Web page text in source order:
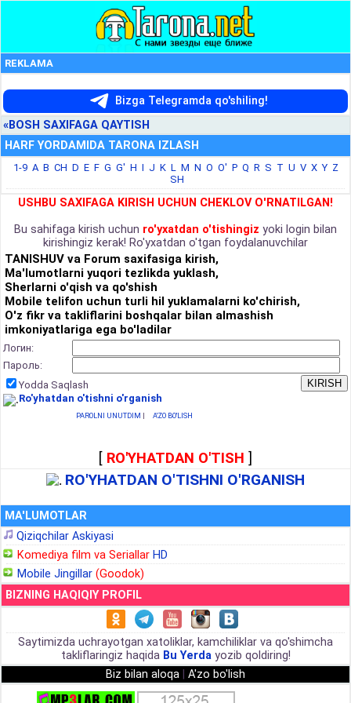
REKLAMA
Bizga Telegramda qo'shiling!
«BOSH SAXIFAGA QAYTISH
HARF YORDAMIDA TARONA IZLASH
1-9 A B CH D E F G G' H I J K L M N O O' P Q R S T U V X Y Z
SH
USHBU SAXIFAGA KIRISH UCHUN CHEKLOV O'RNATILGAN!
Bu sahifaga kirish uchun ro'yxatdan o'tishingiz yoki login bilan
kirishingiz kerak! Ro'yxatdan o'tgan foydalanuvchilar
TANISHUV va Forum saxifasiga kirish,
Ma'lumotlarni yuqori tezlikda yuklash,
Sherlarni o'qish va qo'shish
Mobile telifon uchun turli hil yuklamalarni ko'chirish,
O'z fikr va takliflarini boshqalar bilan almashish
imkoniyatlariga ega bo'ladilar
Логин:
Пароль:
Yodda Saqlash
Ro'yhatdan o'tishni o'rganish
PAROLNI UNUTDIM | A'ZO BO'LISH
[ RO'YHATDAN O'TISH ]
RO'YHATDAN O'TISHNI O'RGANISH
MA'LUMOTLAR
Qiziqchilar Askiyasi
Komediya film va Seriallar HD
Mobile Jingillar (Goodok)
BIZNING HAQIQIY PROFIL
Saytimizda uchrayotgan xatoliklar, kamchiliklar va qo'shimcha
takliflaringiz haqida Bu Yerdayozib qoldiring!
Biz bilan aloqa
A'zo bo'lish